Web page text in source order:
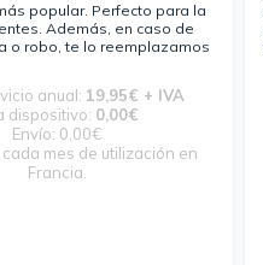
popular. Perfecto para la
Además, en caso de
o robo, te lo reemplazamos
anual: 19,95€ + IVA
dispositivo: 0,00€
Envío: 0,00€
mes de utilización en
Francia.